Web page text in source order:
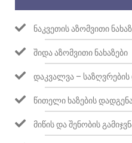
ᲜᲐᲙᲕᲔᲗᲘᲡ ᲐᲖᲝᲛᲕᲘᲗᲘ
ᲨᲘᲓᲐ ᲐᲖᲝᲛᲕᲘᲗᲘ ᲜᲐᲮᲐᲖᲔᲑᲘ
ᲓᲐᲙᲕᲐᲚᲕᲐ –
ᲬᲘᲗᲔᲚᲘ ᲮᲐᲖᲔᲑᲘᲡ
ᲛᲘᲬᲘᲡ ᲓᲐ ᲨᲔᲜᲝᲑᲘᲡ